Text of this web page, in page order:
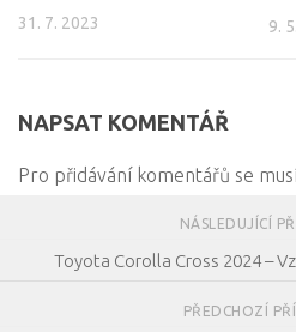
31. 7. 2023 9.
NAPSAT KOMENTÁŘ
Pro přidávání komentářů se
NÁSLEDUJÍCÍ
Toyota Corolla Cross 2024 –
PŘEDCHOZÍ